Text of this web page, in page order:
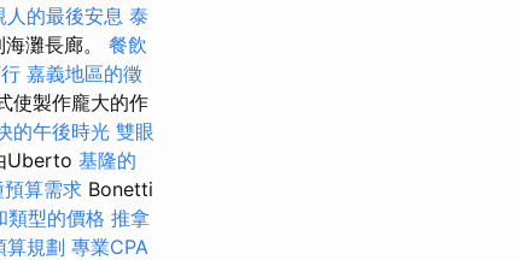
的最後安息 泰
灘長廊。 餐飲
嘉義地區的徵
使製作龐大的作
的午後時光 雙眼
Uberto 基隆的
算需求 Bonetti
類型的價格 推拿
算規劃 專業CPA